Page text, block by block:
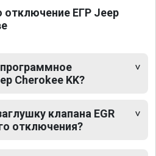
ЕГР Jeep
Cherokee KK?
клапана EGR
отключения?